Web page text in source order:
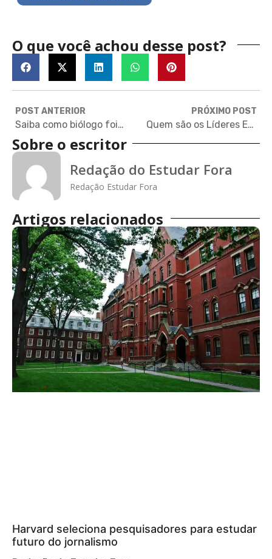
O que você achou desse post?
POST ANTERIOR
Saiba como biólogo foi aprovado com bolsa para mestrado em Yale
PRÓXIMO POST
Quem são os Líderes Estudar: Robson Amorim
Sobre o escritor
Redação do Estudar Fora
Redação Estudar Fora
Artigos relacionados
Harvard seleciona pesquisadores para estudar
futuro do jornalismo